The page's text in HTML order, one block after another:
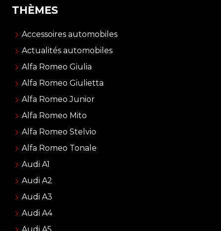
THÈMES
Accessoires automobiles
Actualités automobiles
Alfa Romeo Giulia
Alfa Romeo Giulietta
Alfa Romeo Junior
Alfa Romeo Mito
Alfa Romeo Stelvio
Alfa Romeo Tonale
Audi A1
Audi A2
Audi A3
Audi A4
Audi A5